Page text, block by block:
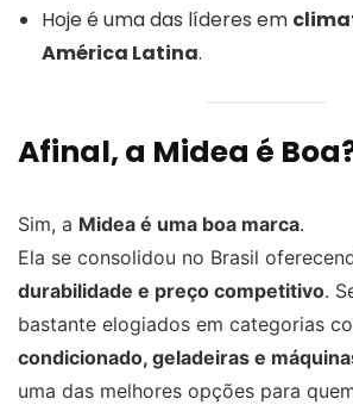
Hoje é uma das líderes em
América Latina.
Afinal, a Midea é
Sim, a Midea é uma boa marca.
Ela se consolidou no Brasil
durabilidade e preço competitivo.
bastante elogiados em categorias
condicionado, geladeiras e
uma das melhores opções para